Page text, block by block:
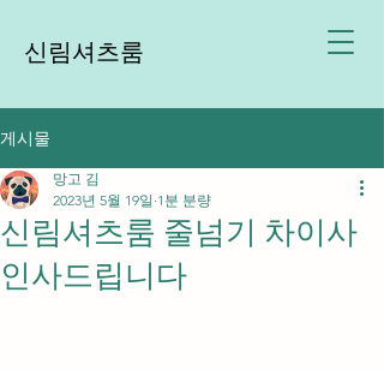
신림셔츠룸
게시물
신림셔츠룸 줄넘기 차이사
인사드립니다
망고 김
2023년 5월 19일 1분 분량